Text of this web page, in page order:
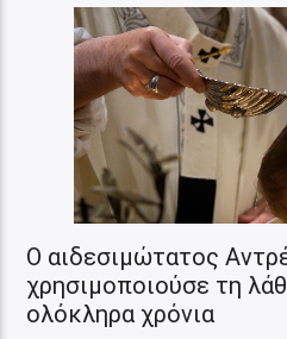
Ο αιδεσιμώτατος
χρησιμοποιούσε τη
ολόκληρα χρόνια